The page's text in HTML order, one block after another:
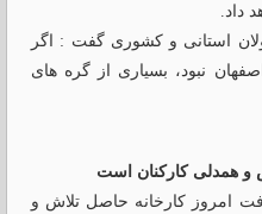
استانی و کشوری گفت : اگر
نبود، بسیاری از گره‌ های
و همدلی کارکنان است
امروز کارخانه حاصل تلاش و